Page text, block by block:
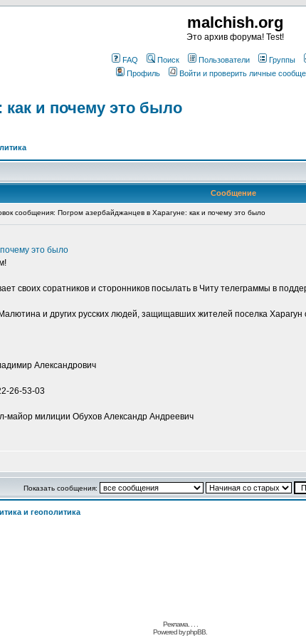
malchish.org
Это архив форума! Test!
FAQ Поиск Пользователи Группы
Профиль
Войти и проверить личные
как и почему это было
Сообщение
сообщения: Погром азербайджанцев в Харагуне: как и почему это было
это было
своих соратников и сторонников посылать в Читу телеграммы в
и других русских людей, защищавших жителей поселка Харагун
Александрович
26-53-03
майор милиции Обухов Александр Андреевич
Показать сообщения:
и геополитика
Реклама. . .
Powered byphpBB.